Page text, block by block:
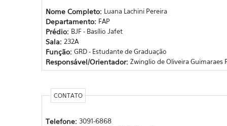
Nome Completo: Luana Lachini Pereira
Departamento: FAP
Prédio: BJF - Basílio Jafet
Sala: 232A
Função: GRD - Estudante de Graduação
Responsável/Orientador: Zwinglio de Oliveira Guimaraes
CONTATO
Telefone: 3091-6868